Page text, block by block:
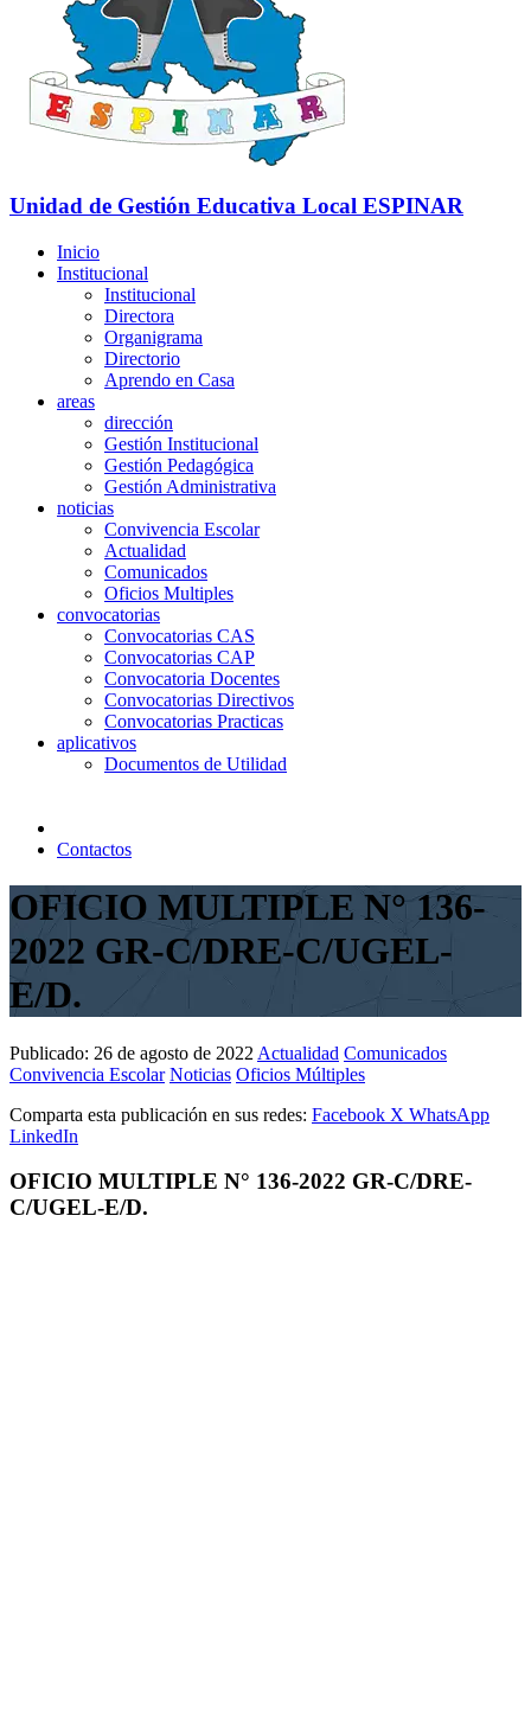
Unidad de Gestión Educativa Local ESPINAR
Inicio
Institucional
Institucional
Directora
Organigrama
Directorio
Aprendo en Casa
areas
dirección
Gestión Institucional
Gestión Pedagógica
Gestión Administrativa
noticias
Convivencia Escolar
Actualidad
Comunicados
Oficios Multiples
convocatorias
Convocatorias CAS
Convocatorias CAP
Convocatoria Docentes
Convocatorias Directivos
Convocatorias Practicas
aplicativos
Documentos de Utilidad
Contactos
OFICIO MULTIPLE N° 136-
2022 GR-C/DRE-C/UGEL-
E/D.
Publicado: 26 de agosto de 2022 Actualidad Comunicados
Convivencia Escolar Noticias Oficios Múltiples
Comparta esta publicación en sus redes: Facebook X WhatsApp
LinkedIn
OFICIO MULTIPLE N° 136-2022 GR-C/DRE-
C/UGEL-E/D.